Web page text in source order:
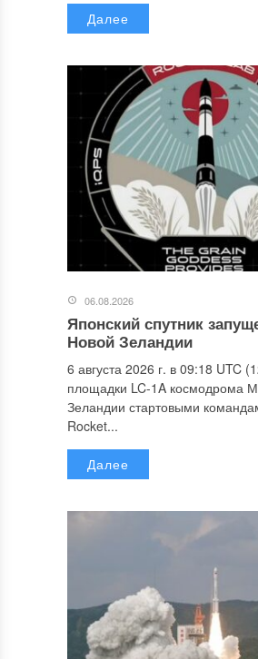
Далее
06.08.2026
Японский спутник
Новой Зеландии
6 августа 2026 г. в 09:18 UTC
площадки LC-1A космодрома
Зеландии стартовыми
Rocket...
Далее